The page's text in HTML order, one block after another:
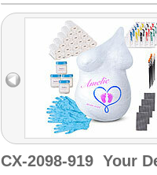
CX-2098-919 Your